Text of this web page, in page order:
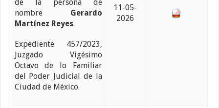
de la persona de
nombre Gerardo
Martínez Reyes.
Expediente 457/2023,
Juzgado Vigésimo
Octavo de lo Familiar
del Poder Judicial de la
Ciudad de México.
11-05-
2026